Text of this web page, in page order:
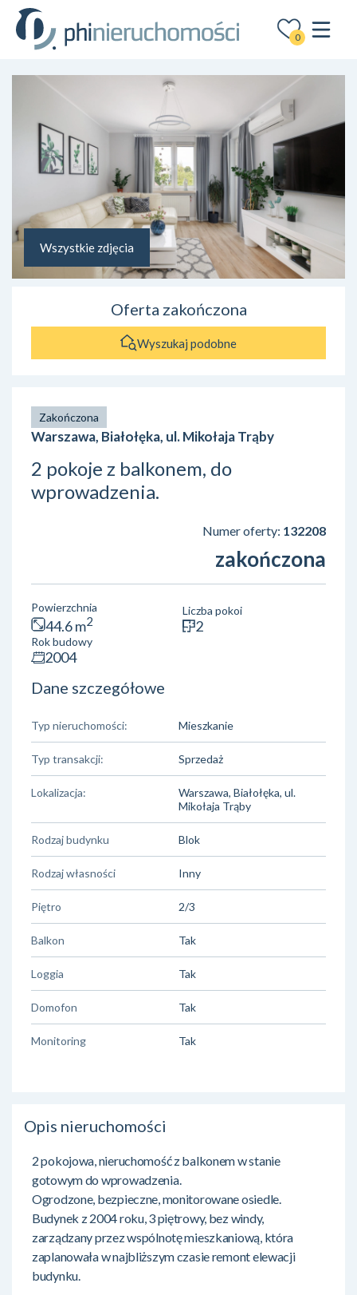
0
Wszystkie zdjęcia
Oferta zakończona
Wyszukaj podobne
Zakończona
Warszawa, Białołęka, ul. Mikołaja Trąby
2 pokoje z balkonem, do
wprowadzenia.
Numer oferty: 132208
zakończona
Powierzchnia
44.6 m2
Liczba pokoi
2
Rok budowy
2004
Dane szczegółowe
Typ nieruchomości: Mieszkanie
Typ transakcji: Sprzedaż
Lokalizacja:
Warszawa, Białołęka, ul.
Mikołaja Trąby
Rodzaj budynku Blok
Rodzaj własności Inny
Piętro 2/3
Balkon Tak
Loggia Tak
Domofon Tak
Monitoring Tak
Opis nieruchomości
2 pokojowa, nieruchomość z balkonem w stanie
gotowym do wprowadzenia.
Ogrodzone, bezpieczne, monitorowane osiedle.
Budynek z 2004 roku, 3 piętrowy, bez windy,
zarządzany przez wspólnotę mieszkaniową, która
zaplanowała w najbliższym czasie remont elewacji
budynku.